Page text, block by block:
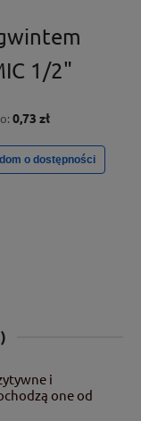
1/2"
0,73 zł
o dostępności
i
one od